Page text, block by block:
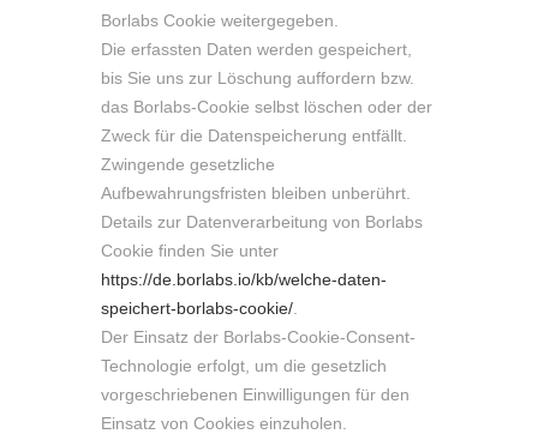
Borlabs Cookie weitergegeben.
Die erfassten Daten werden gespeichert,
bis Sie uns zur Löschung auffordern bzw.
das Borlabs-Cookie selbst löschen oder der
Zweck für die Datenspeicherung entfällt.
Zwingende gesetzliche
Aufbewahrungsfristen bleiben unberührt.
Details zur Datenverarbeitung von Borlabs
Cookie finden Sie unter
https://de.borlabs.io/kb/welche-daten-
speichert-borlabs-cookie/
Der Einsatz der Borlabs-Cookie-Consent-
Technologie erfolgt, um die gesetzlich
vorgeschriebenen Einwilligungen für den
Einsatz von Cookies einzuholen.